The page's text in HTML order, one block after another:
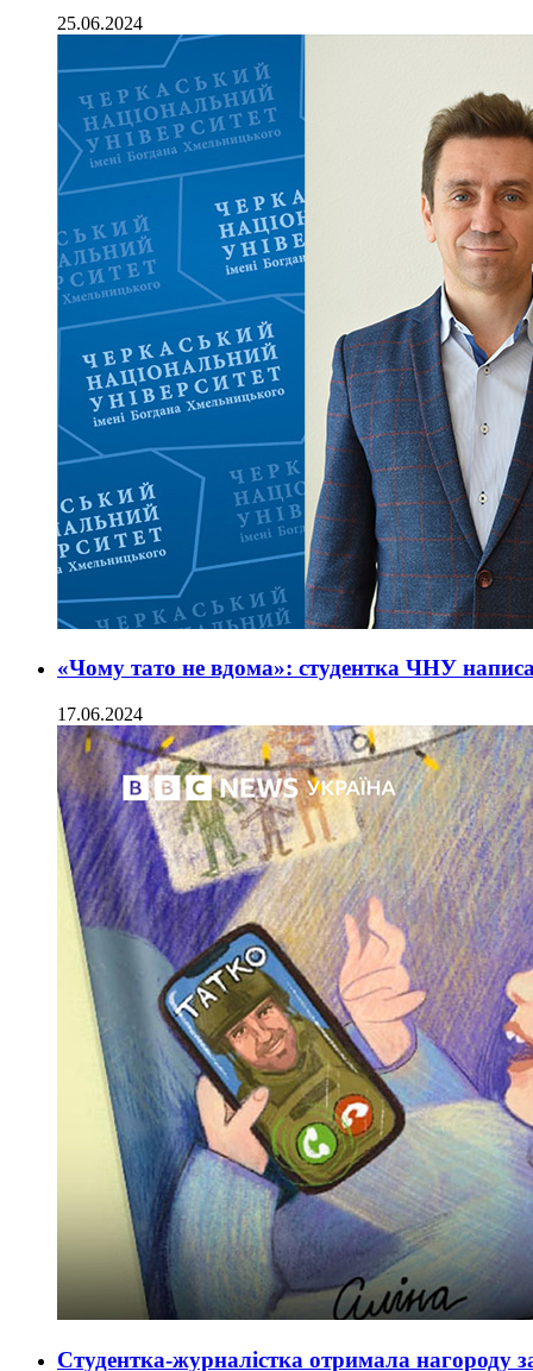
25.06.2024
«Чому тато не вдома»: студентка ЧНУ
17.06.2024
Студентка-журналістка отримала нагороду